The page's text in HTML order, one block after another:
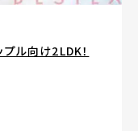
プル向け2LDK！